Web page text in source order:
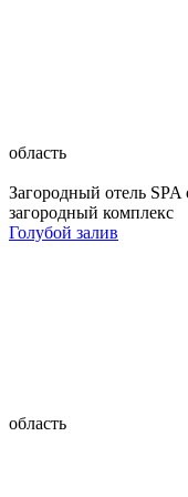
область
Загородный отель SPA
загородный комплекс
Голубой залив
область